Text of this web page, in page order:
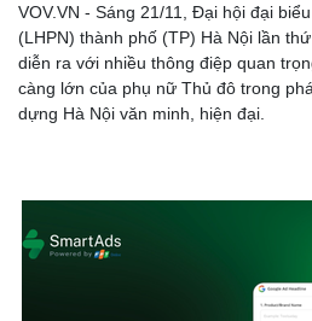
VOV.VN - Sáng 21/11, Đại hội đại
(LHPN) thành phố (TP) Hà Nội lần
diễn ra với nhiều thông điệp quan
càng lớn của phụ nữ Thủ đô trong
dựng Hà Nội văn minh, hiện đại.